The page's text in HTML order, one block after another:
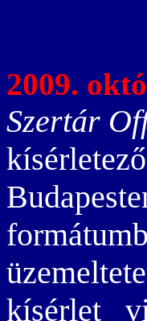
2009.
Szertár
kísérlet